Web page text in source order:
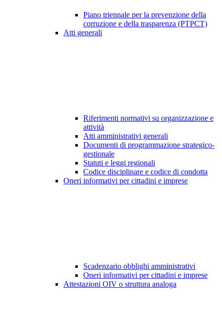
Piano triennale per la prevenzione della
corruzione e della trasparenza (PTPCT)
Atti generali
Riferimenti normativi su organizzazione e
attività
Atti amministrativi generali
Documenti di programmazione strategico-
gestionale
Statuti e leggi regionali
Codice disciplinare e codice di condotta
Oneri informativi per cittadini e imprese
Scadenzario obblighi amministrativi
Oneri informativi per cittadini e imprese
Attestazioni OIV o struttura analoga